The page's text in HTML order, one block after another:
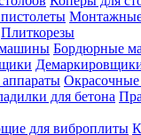
Плиткорезы
Бордюрные